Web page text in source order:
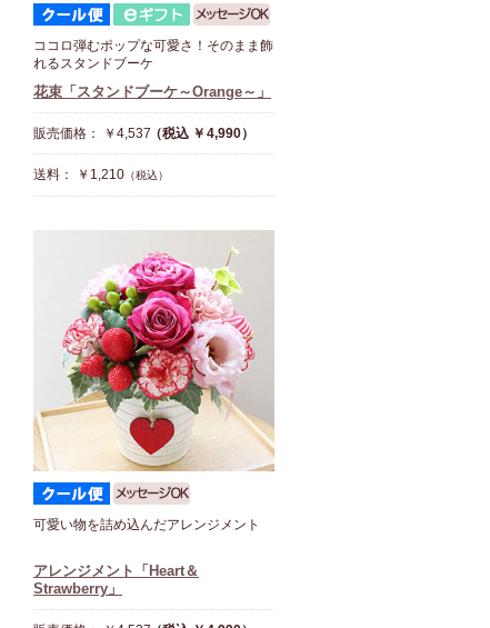
ココロ弾むポップな可愛さ！そのまま飾
れるスタンドブーケ
花束「スタンドブーケ～Orange～」
販売価格： ￥4,537（税込 ￥4,990）
送料： ￥1,210 （税込）
可愛い物を詰め込んだアレンジメント
アレンジメント「Heart＆
Strawberry」